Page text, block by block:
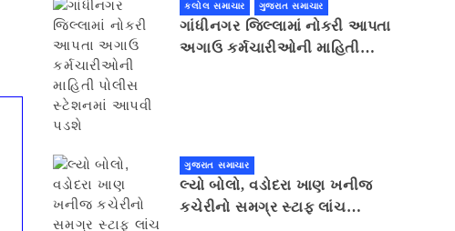
કલોલ સમાચાર ગુજરાત સમાચાર
ગાંધીનગર જિલ્લામાં નોકરી આપતા
અગાઉ કર્મચારીઓની માહિતી
ગુજરાત સમાચાર
લ્યો બોલો, વડોદરા ખાણ ખનીજ
કચેરીનો સમગ્ર સ્ટાફ લાંચ